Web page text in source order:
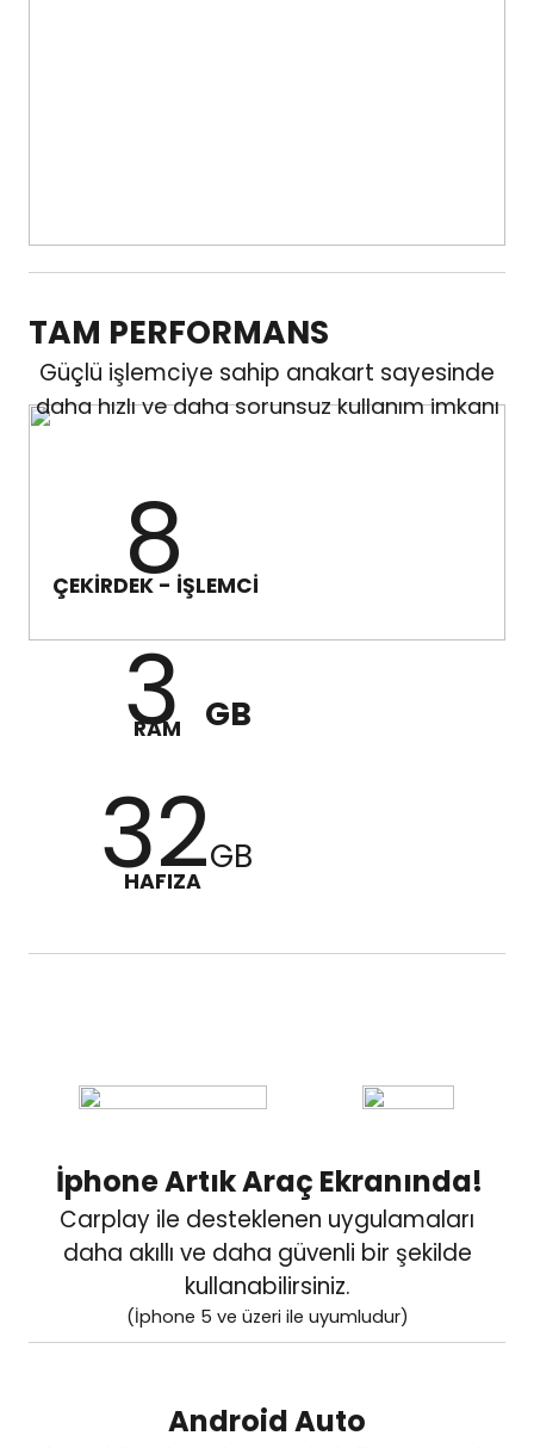
TAM PERFORMANS
Güçlü işlemciye sahip anakart sayesinde
daha hızlı ve daha sorunsuz kullanım imkanı
8
3 GB
32GB
ÇEKİRDEK - İŞLEMCİ
RAM
HAFIZA
İphone Artık Araç Ekranında!
Carplay ile desteklenen uygulamaları
daha akıllı ve daha güvenli bir şekilde
kullanabilirsiniz.
(İphone 5 ve üzeri ile uyumludur)
Android Auto